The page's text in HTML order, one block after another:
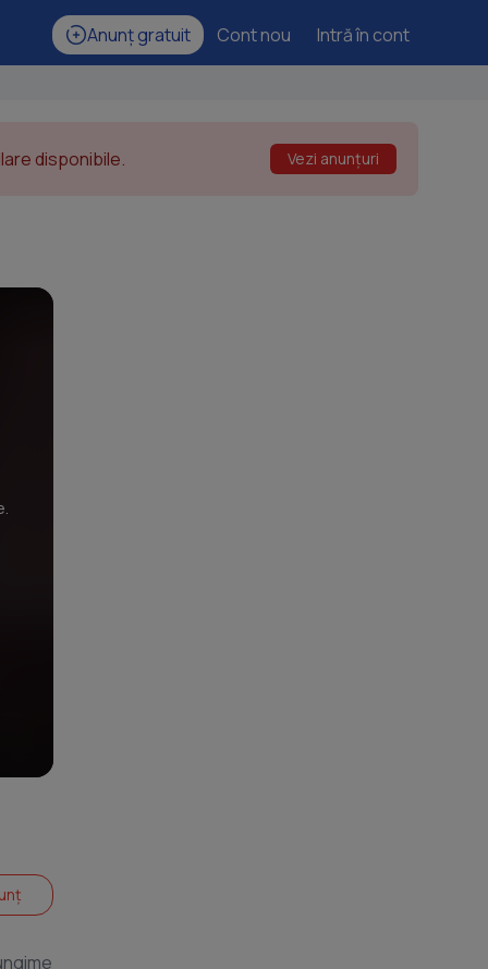
Anunț gratuit Cont nou Intră în cont
disponibile. Vezi anunțuri